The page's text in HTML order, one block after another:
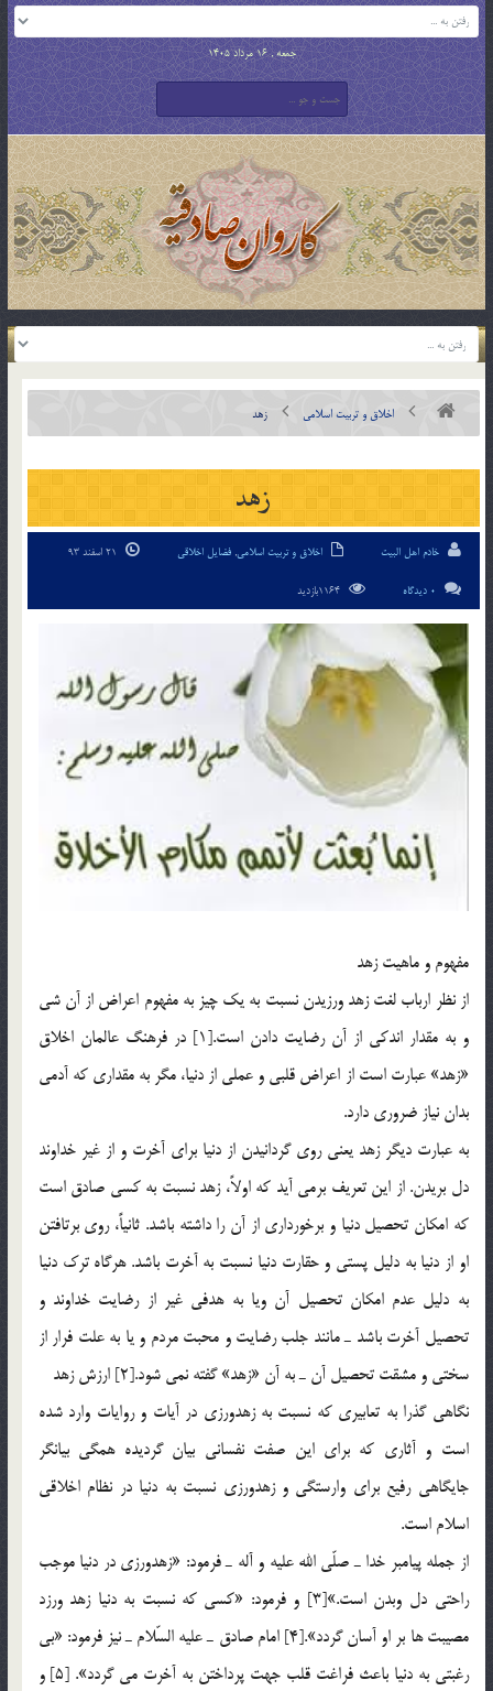
جمعه , 16 مرداد 1405
اخلاق و تربیت اسلامی زهد
زهد
خادم اهل البیت اخلاق و تربیت اسلامی, فضایل اخلاقی
0 دیدگاه
مفهوم و ماهيت زهد
از نظر ارباب لغت زهد ورزيدن نسبت به يك چيز به مفهوم اعراض از آن شي
و به مقدار اندكي از آن رضايت دادن است.[1] در فرهنگ عالمان اخلاق
«زهد» عبارت است از اعراض قلبي و عملي از دنيا، مگر به مقداري كه آدمي
بدان نياز ضروري دارد.
به عبارت ديگر زهد يعني روي گردانيدن از دنيا براي آخرت و از غير خداوند
دل بريدن. از اين تعريف برمي آيد كه اولاً، زهد نسبت به كسي صادق است
كه امكان تحصيل دنيا و برخورداري از آن را داشته باشد. ثانياً، روي برتافتن
او از دنيا به دليل پستي و حقارت دنيا نسبت به آخرت باشد. هرگاه ترك دنيا
به دليل عدم امكان تحصيل آن ويا به هدفي غير از رضايت خداوند و
تحصيل آخرت باشد ـ مانند جلب رضايت و محبت مردم و يا به علت فرار از
سختي و مشقت تحصيل آن ـ به آن «زهد» گفته نمي شود.[2] ارزش زهد
نگاهي گذرا به تعابيري كه نسبت به زهدورزي در آيات و روايات وارد شده
است و آثاري كه براي اين صفت نفساني بيان گرديده همگي بيانگر
جايگاهي رفيع براي وارستگي و زهدورزي نسبت به دنيا در نظام اخلاقي
اسلام است.
از جمله پيامبر خدا ـ صلّي الله عليه و آله ـ فرمود: «زهدورزي در دنيا موجب
راحتي دل وبدن است.»[3] و فرمود: «كسي كه نسبت به دنيا زهد ورزد
مصيبت ها بر او آسان گردد».[4] امام صادق ـ عليه السّلام ـ نيز فرمود: «بي
رغبتي به دنيا باعث فراغت قلب جهت پرداختن به آخرت مي گردد». [5] و